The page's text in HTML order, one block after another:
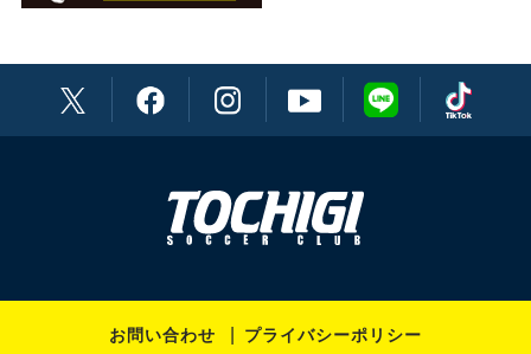
お問い合わせ プライバシーポリシー